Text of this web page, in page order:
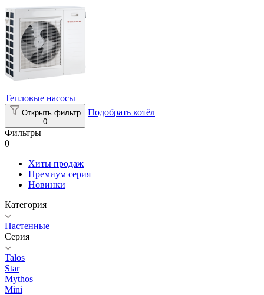
Тепловые насосы
Открыть фильтр
0
Подобрать котёл
Фильтры
0
Хиты продаж
Премиум серия
Новинки
Категория
Настенные
Серия
Talos
Star
Mythos
Mini